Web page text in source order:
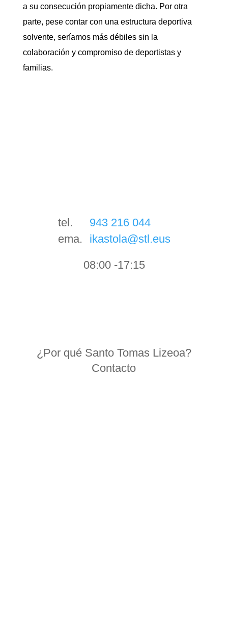
a su consecución propiamente dicha. Por otra
parte, pese contar con una estructura deportiva
solvente, seríamos más débiles sin la
colaboración y compromiso de deportistas y
familias.
tel.
943 216 044
ema.
ikastola@stl.eus
08:00 -17:15
¿Por qué Santo Tomas Lizeoa?
Contacto